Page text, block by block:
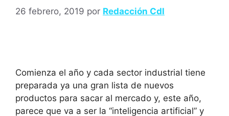
26 febrero, 2019 por Redacción Cdl
Comienza el año y cada sector industrial tiene
preparada ya una gran lista de nuevos
productos para sacar al mercado y, este año,
parece que va a ser la “inteligencia artificial” y